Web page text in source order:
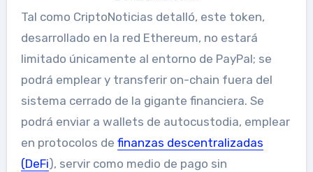
Tal como CriptoNoticias detalló, este token,
desarrollado en la red Ethereum, no estará
limitado únicamente al entorno de PayPal; se
podrá emplear y transferir on-chain fuera del
sistema cerrado de la gigante financiera. Se
podrá enviar a wallets de autocustodia, emplear
en protocolos de finanzas descentralizadas
(DeFi), servir como medio de pago sin